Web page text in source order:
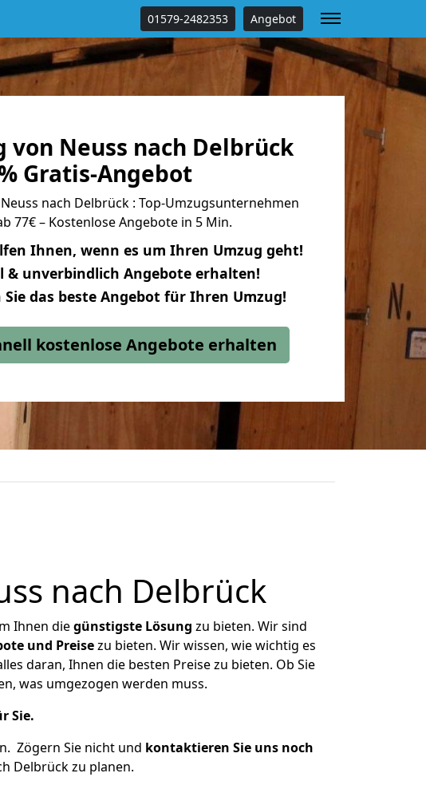
01579-2482353 Angebot
von Neuss nach Delbrück
Gratis-Angebot
nach Delbrück : Top-Umzugsunternehmen
77€ – Kostenlose Angebote in 5 Min.
Ihnen, wenn es um Ihren Umzug geht!
& unverbindlich Angebote erhalten!
Sie das beste Angebot für Ihren Umzug!
kostenlose Angebote erhalten
nach Delbrück
Ihnen diegünstigste Lösung zu bieten. Wir sind
und Preisezu bieten. Wir wissen, wie wichtig es
daran, Ihnen die besten Preise zu bieten. Ob Sie
was umgezogen werden muss.
Sie.
Zögern Sie nicht und kontaktieren Sie uns noch
Delbrück zu planen.